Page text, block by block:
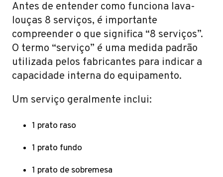
Antes de entender como funciona lava-
louças 8 serviços, é importante
compreender o que significa “8 serviços”.
O termo “serviço” é uma medida padrão
utilizada pelos fabricantes para indicar a
capacidade interna do equipamento.
Um serviço geralmente inclui:
1 prato raso
1 prato fundo
1 prato de sobremesa